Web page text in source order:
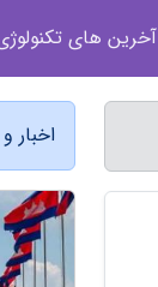
اخبار
آخرین های